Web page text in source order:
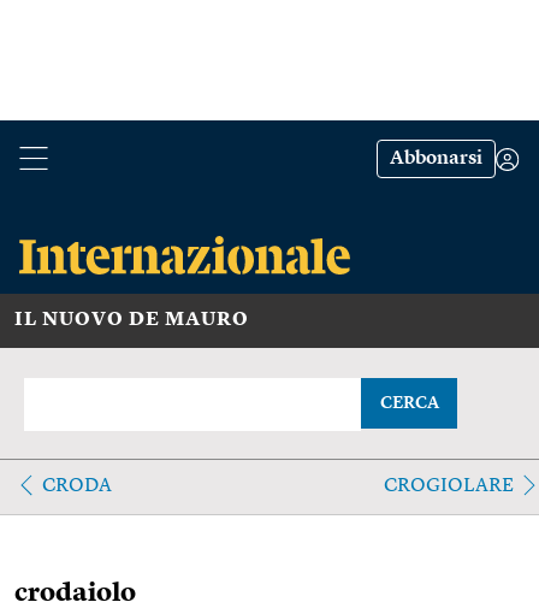
Abbonarsi
IL NUOVO DE MAURO
CERCA
CRODA CROGIOLARE
crodaiolo